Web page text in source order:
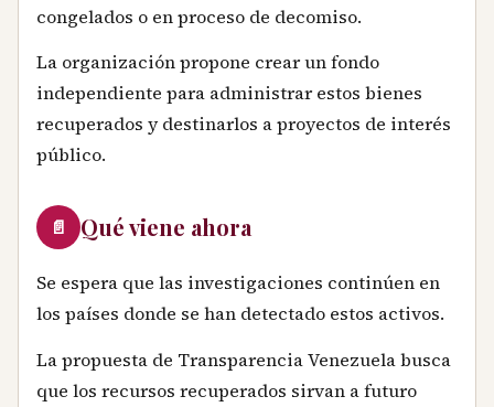
congelados o en proceso de decomiso.
La organización propone crear un fondo
independiente para administrar estos bienes
recuperados y destinarlos a proyectos de interés
público.
📄 Qué viene ahora
Se espera que las investigaciones continúen en
los países donde se han detectado estos activos.
La propuesta de Transparencia Venezuela busca
que los recursos recuperados sirvan a futuro